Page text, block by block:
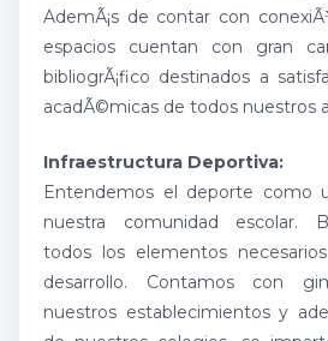
AdemÃ¡s de contar con
espacios cuentan con gran
bibliogrÃ¡fico destinados a
acadÃ©micas de todos nuestros
Infraestructura Deportiva:
Entendemos el deporte como
nuestra comunidad escolar.
todos los elementos
desarrollo. Contamos con
nuestros establecimientos y